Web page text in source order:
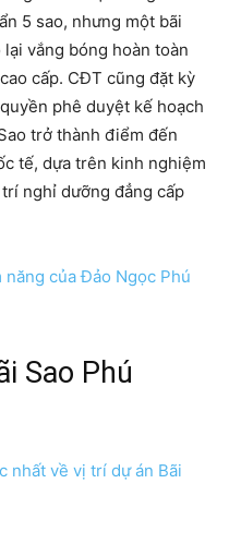
5 sao, nhưng một bãi
vắng bóng hoàn toàn
cấp. CĐT cũng đặt kỳ
phê duyệt kế hoạch
trở thành điểm đến
tế, dựa trên kinh nghiệm
nghỉ dưỡng đẳng cấp
của Đảo Ngọc Phú
Sao Phú
nhất về vị trí dự án Bãi